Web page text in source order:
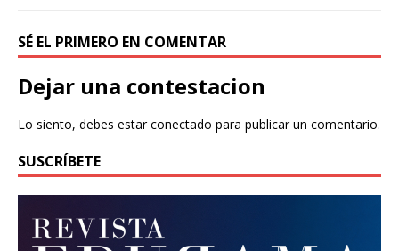
SÉ EL PRIMERO EN COMENTAR
Dejar una contestacion
Lo siento, debes estarconectado para publicar un comentario.
SUSCRÍBETE